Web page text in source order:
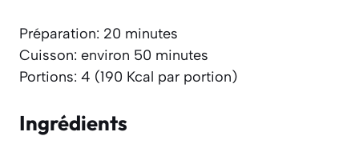
Préparation: 20 minutes
Cuisson: environ 50 minutes
Portions: 4 (190 Kcal par portion)
Ingrédients